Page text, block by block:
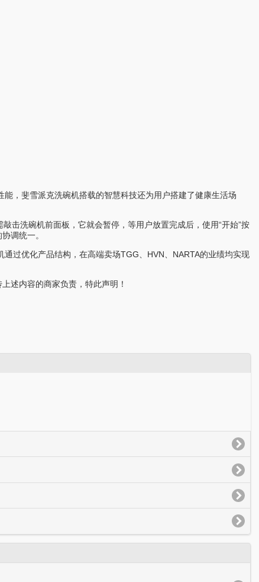
，斐雪派克洗碗机搭载的智慧科技还为用户搭建了健康生活场
击洗碗机前面板，它就会暂停，等用户放置完成后，使用“开始”按
调统一。
过优化产品结构，在高端卖场TGG、HVN、NARTA的业绩均实现
述内容的商家负责，特此声明！